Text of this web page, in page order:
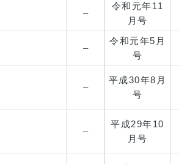
–
令和元年11
月号
–
令和元年5月
号
–
平成30年8月
号
–
平成29年10
月号